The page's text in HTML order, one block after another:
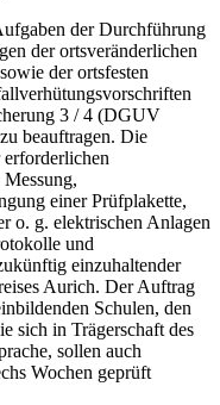
der Durchführung
der ortsveränderlichen
der ortsfesten
3 / 4 (DGUV
beauftragen. Die
einer Prüfplakette,
o. g. elektrischen Anlagen
und
einzuhaltender
Aurich. Der Auftrag
Schulen, den
sich in Trägerschaft des
sollen auch
Wochen geprüft